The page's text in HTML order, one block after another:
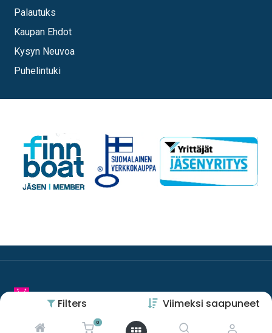
Filters Viimeksi saapuneet
0
Palautuks
Kaupan Ehdot
Kysyn Neuvoa
Puhelintuki